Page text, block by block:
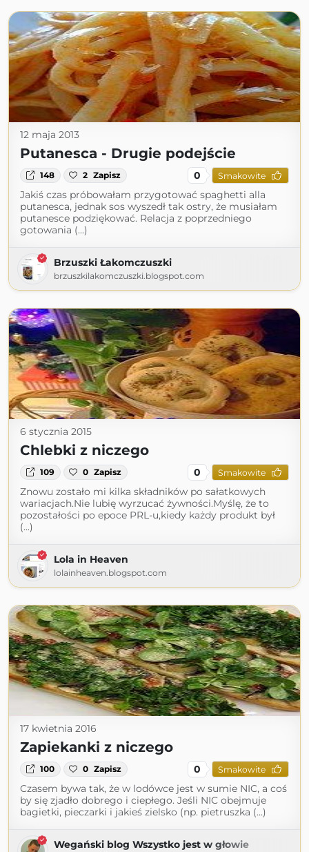
12 maja 2013
Putanesca - Drugie podejście
148 2 Zapisz 0 Smakowite
Jakiś czas próbowałam przygotować spaghetti alla
putanesca, jednak sos wyszedł tak ostry, że musiałam
putanesce podziękować. Relacja z poprzedniego
gotowania (...)
Brzuszki Łakomczuszki
brzuszkilakomczuszki.blogspot.com
6 stycznia 2015
Chlebki z niczego
109 0 Zapisz 0 Smakowite
Znowu zostało mi kilka składników po sałatkowych
wariacjach.Nie lubię wyrzucać żywności.Myślę, że to
pozostałości po epoce PRL-u,kiedy każdy produkt był
(...)
Lola in Heaven
lolainheaven.blogspot.com
17 kwietnia 2016
Zapiekanki z niczego
100 0 Zapisz 0 Smakowite
Czasem bywa tak, że w lodówce jest w sumie NIC, a coś
by się zjadło dobrego i ciepłego. Jeśli NIC obejmuje
bagietki, pieczarki i jakieś zielsko (np. pietruszka (...)
Wegański blog Wszystko jest w głowie